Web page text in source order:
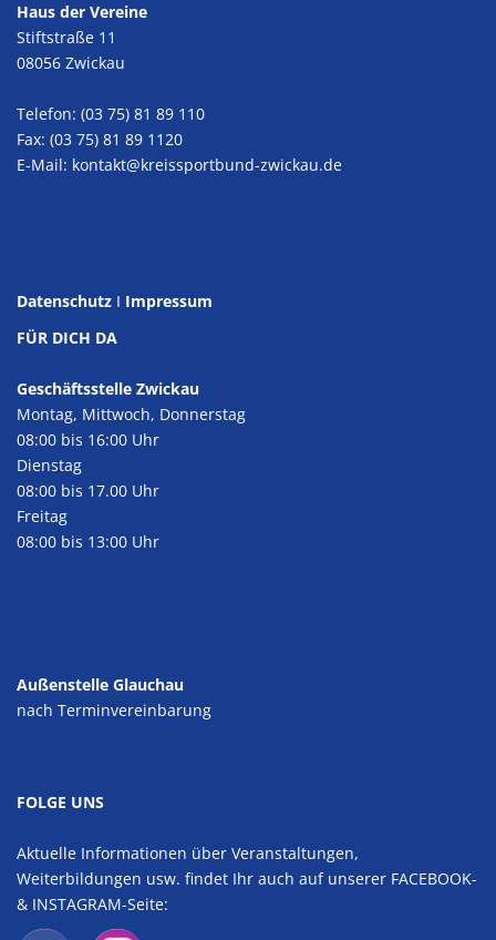
Haus der Vereine
Stiftstraße 11
08056 Zwickau
Telefon: (03 75) 81 89 110
Fax: (03 75) 81 89 1120
E-Mail: kontakt@kreissportbund-zwickau.de
Datenschutz I Impressum
FÜR DICH DA
Geschäftsstelle Zwickau
Montag, Mittwoch, Donnerstag
08:00 bis 16:00 Uhr
Dienstag
08:00 bis 17.00 Uhr
Freitag
08:00 bis 13:00 Uhr
Außenstelle Glauchau
nach Terminvereinbarung
FOLGE UNS
Aktuelle Informationen über Veranstaltungen,
Weiterbildungen usw. findet Ihr auch auf unserer FACEBOOK-
& INSTAGRAM-Seite: